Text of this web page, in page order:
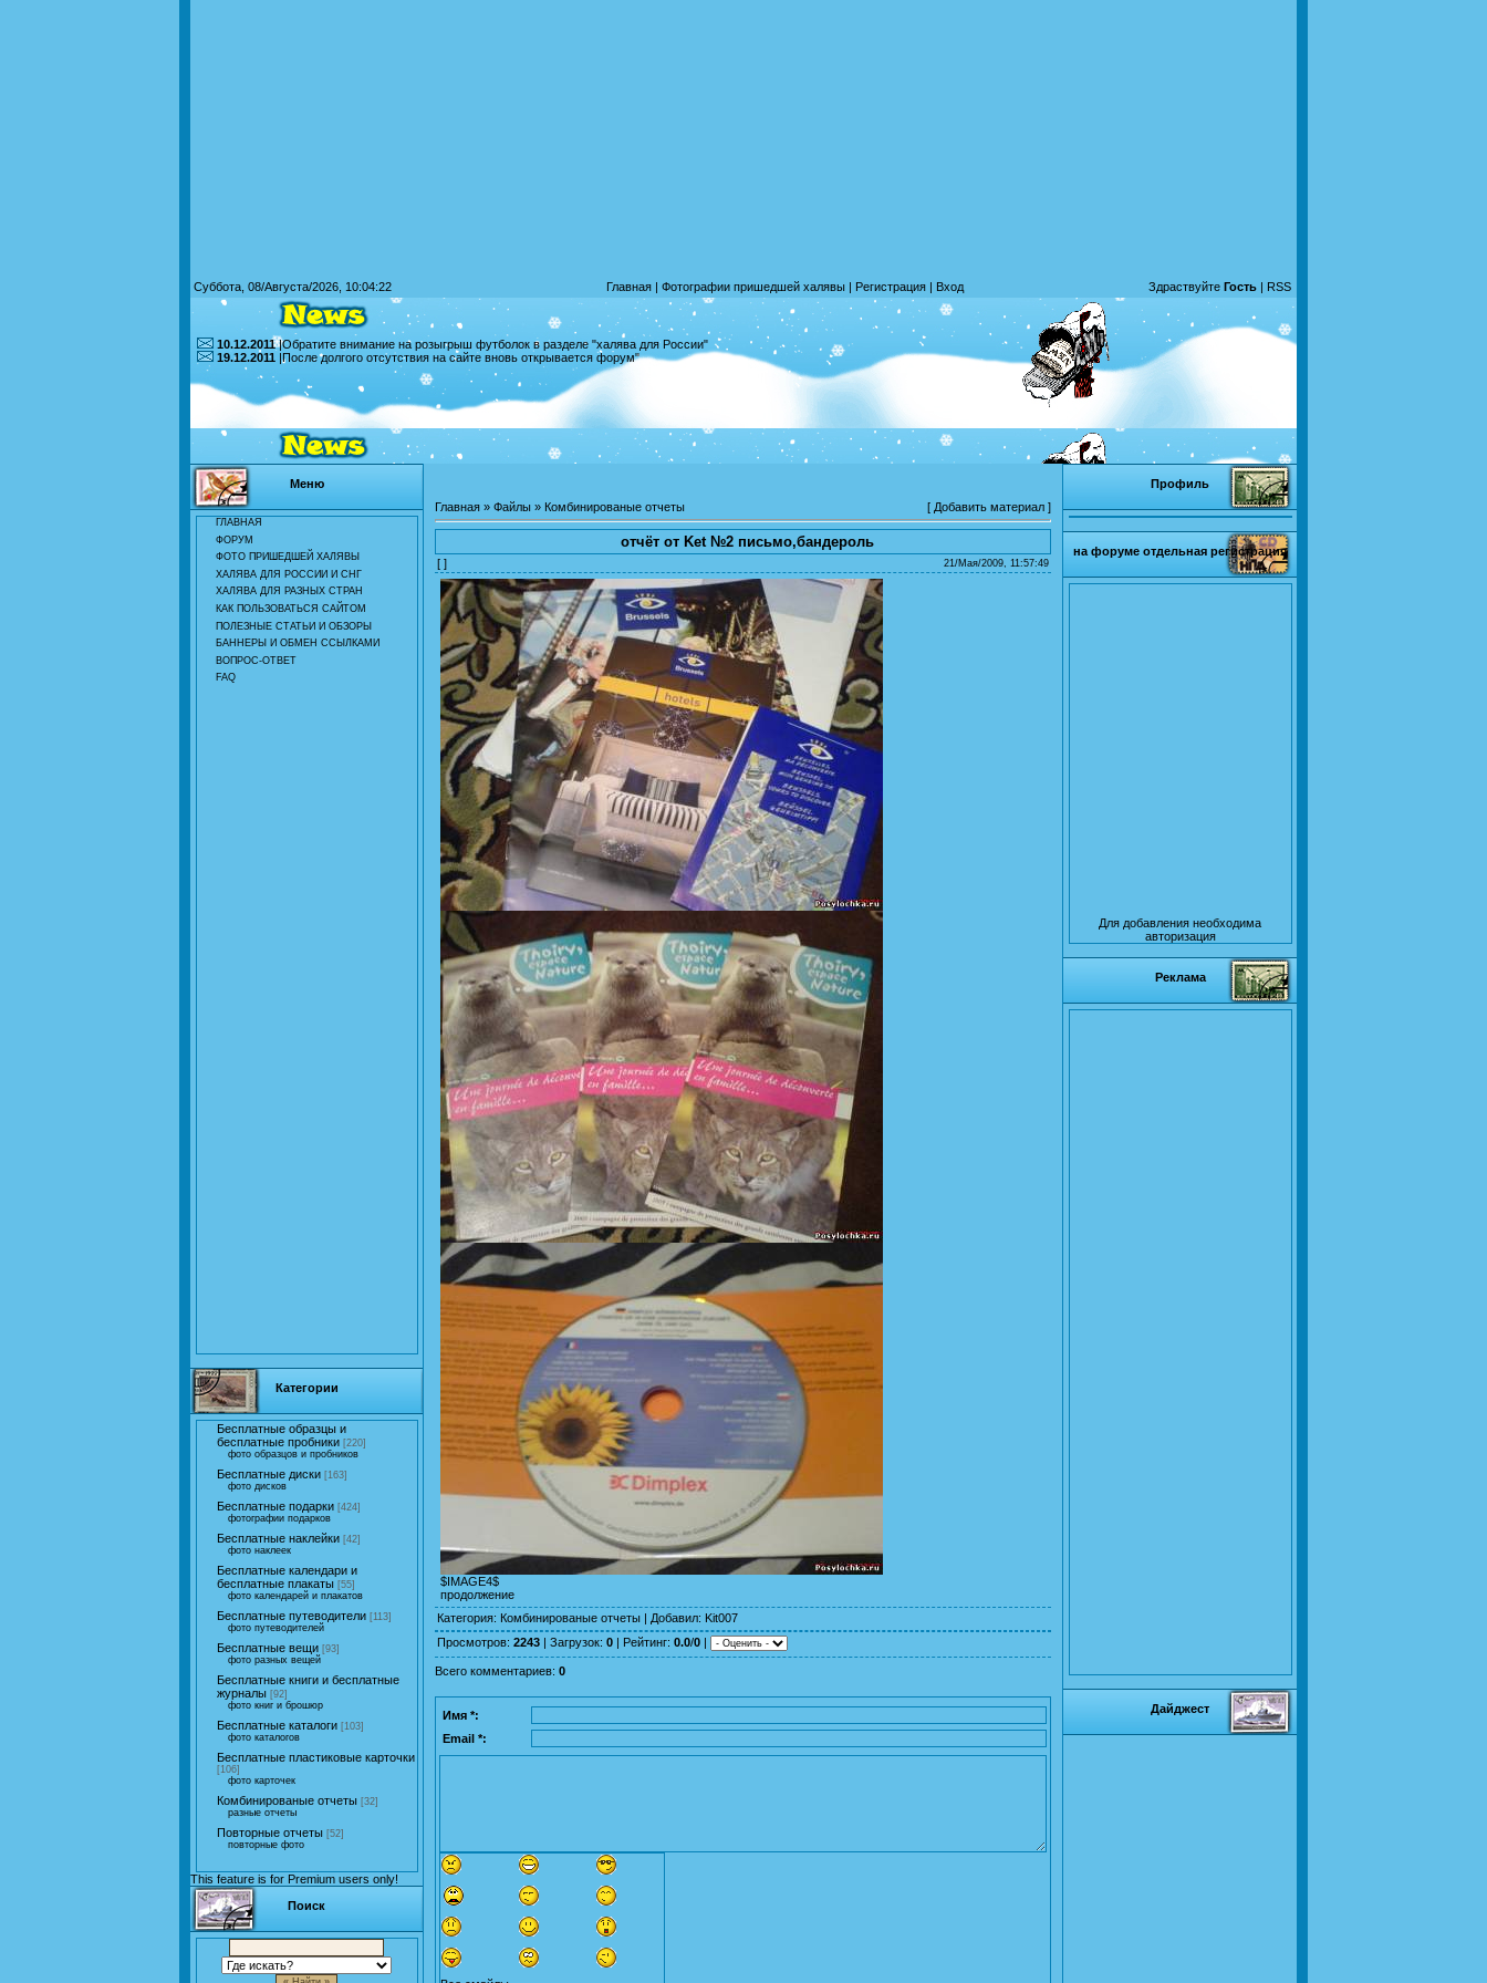
Суббота, 08/Августа/2026, 10:04:22 Главная | Фотографии пришедшей халявы | Регистрация | Вход Здраствуйте Гость | RSS
10.12.2011|Обратите внимание на розыгрыш футболок в разделе "халява для России"
19.12.2011 |После долгого отсутствия на сайте вновь открывается форум"
Меню
ГЛАВНАЯ
ФОРУМ
ФОТО ПРИШЕДШЕЙ ХАЛЯВЫ
ХАЛЯВА ДЛЯ РОССИИ И СНГ
ХАЛЯВА ДЛЯ РАЗНЫХ СТРАН
КАК ПОЛЬЗОВАТЬСЯ САЙТОМ
ПОЛЕЗНЫЕ СТАТЬИ И ОБЗОРЫ
БАННЕРЫ И ОБМЕН ССЫЛКАМИ
ВОПРОС-ОТВЕТ
FAQ
Категории
Бесплатные образцы и
бесплатные пробники [220]
фото образцов и пробников
Бесплатные диски [163]
фото дисков
Бесплатные подарки [424]
фотографии подарков
Бесплатные наклейки [42]
фото наклеек
Бесплатные календари и
бесплатные плакаты [55]
фото календарей и плакатов
Бесплатные путеводители [113]
фото путеводителей
Бесплатные вещи [93]
фото разных вещей
Бесплатные книги и бесплатные
журналы [92]
фото книг и брошюр
Бесплатные каталоги [103]
фото каталогов
Бесплатные пластиковые карточки
[106]
фото карточек
Комбинированые отчеты [32]
разные отчеты
Повторные отчеты [52]
повторные фото
This feature is for Premium users only!
Поиск
Главная » Файлы » Комбинированые отчеты [ Добавить материал ]
отчёт от Ket №2 письмо,бандероль
[ ] 21/Мая/2009, 11:57:49
$IMAGE4$
продолжение
Категория: Комбинированые отчеты | Добавил: Kit007
Просмотров: 2243 | Загрузок: 0 | Рейтинг: 0.0/0 |
Всего комментариев: 0
Имя *:
Email *:
Профиль
на форуме отдельная регистрация
Для добавления необходима
авторизация
Реклама
Дайджест